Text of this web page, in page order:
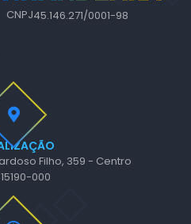
Filho, 359 - Centro
000
CNPJ45.146.271/0001-98